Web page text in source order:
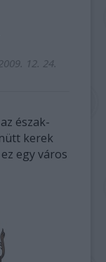
12. 24.
észak-
kerek
egy város